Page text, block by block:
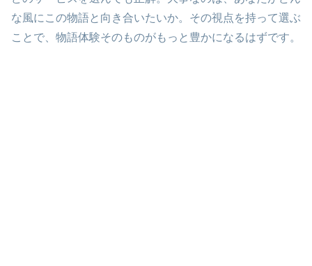
な風にこの物語と向き合いたいか。その視点を持って選ぶ
ことで、物語体験そのものがもっと豊かになるはずです。